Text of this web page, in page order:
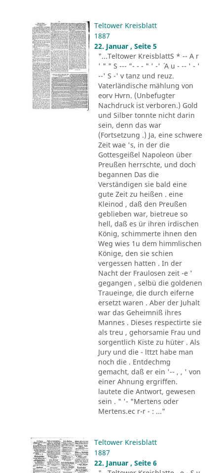
Teltower Kreisblatt
1887
22. Januar , Seite 5
"...Teltower KreisblattS * -- A r
' " " S --- "- - - " ' -' ´ A u - -- ' - '
--' S -' v tanz und reuz.
Vaterländische mählung von
eorv Hvrn. (Unbefugter
Nachdruck ist verboren.) Gold
und Silber tonnte nicht darin
sein, denn das war
(Fortsetzung .) Ja, eine schwere
Zeit wae 's, in der die
Gottesgeißel Napoleon über
Preußen herrschte, und doch
begannen Das die
Verständigen sie bald eine
gute Zeit zu heißen . eine
Kleinod , daß den Preußen
geblieben war, bietreue so
hell, daß es ür ihren irdischen
König, schimmerte ihnen den
Weg wies 1u dem himmlischen
Könige, den sie schien
vergessen hatten . In der
Nacht der Fraulosen zeit -e '
gegangen , selbü die goldenen
Traueinge, die durch eiferne
ersetzt waren . Aber der Juhalt
war das Geheimniß ihres
Mannes . Dieses respectirte sie
als treu , gehorsamie Frau und
sorgentlich Kiste zu hüter . Als
Jury und die - lttzt habe man
noch die . Entdechmg
gemacht, daß er ein '-- , , ' von
einer Ahnung ergriffen.
lautete die Antwort, gewesen
sein . " '- "Mertens oder
Mertens.ec r-r - : ..."
Teltower Kreisblatt
1887
22. Januar , Seite 6